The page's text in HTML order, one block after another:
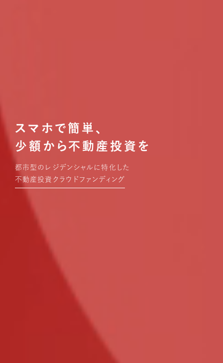
スマホで簡単、
少額から不動産投資を
都市型のレジデンシャルに特化した
不動産投資クラウドファンディング